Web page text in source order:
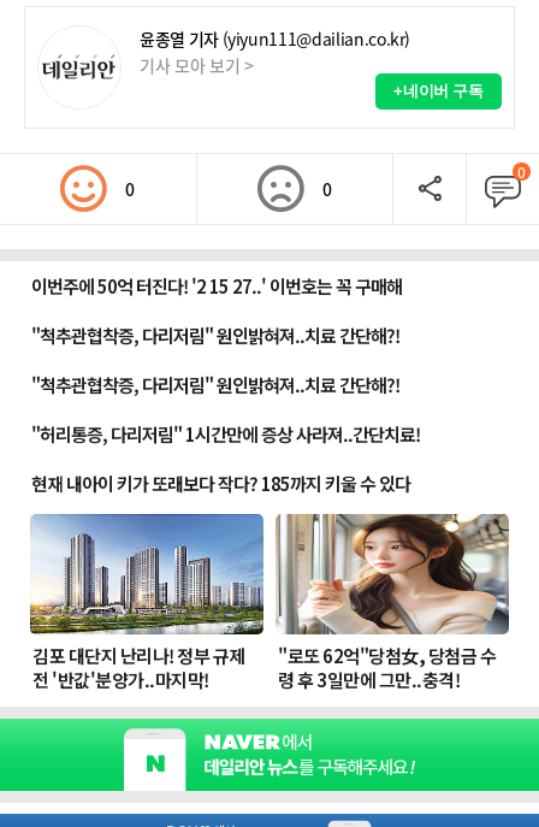
윤종열 기자 (yiyun111@dailian.co.kr)
기사 모아 보기 >
+네이버 구독
0 0
0